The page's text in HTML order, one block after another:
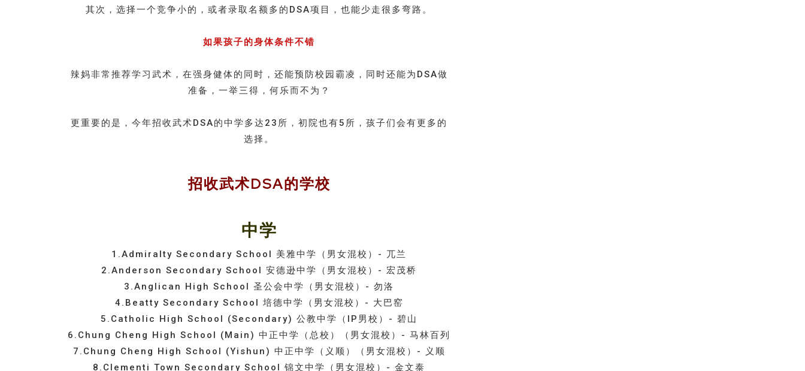
其次，选择一个竞争小的，或者录取名额多的DSA项目，也能少走很多弯路。
如果孩子的身体条件不错
辣妈非常推荐学习武术，在强身健体的同时，还能预防校园霸凌，同时还能为DSA做
准备，一举三得，何乐而不为？
更重要的是，今年招收武术DSA的中学多达23所，初院也有5所，孩子们会有更多的
选择。
招收武术DSA的学校
中学
1.Admiralty Secondary School 美雅中学（男女混校）- 兀兰
2.Anderson Secondary School 安德逊中学（男女混校）- 宏茂桥
3.Anglican High School 圣公会中学（男女混校）- 勿洛
4.Beatty Secondary School 培德中学（男女混校）- 大巴窑
5.Catholic High School (Secondary) 公教中学（IP男校）- 碧山
6.Chung Cheng High School (Main) 中正中学（总校）（男女混校）- 马林百列
7.Chung Cheng High School (Yishun) 中正中学（义顺）（男女混校）- 义顺
8.Clementi Town Secondary School 锦文中学（男女混校）- 金文泰